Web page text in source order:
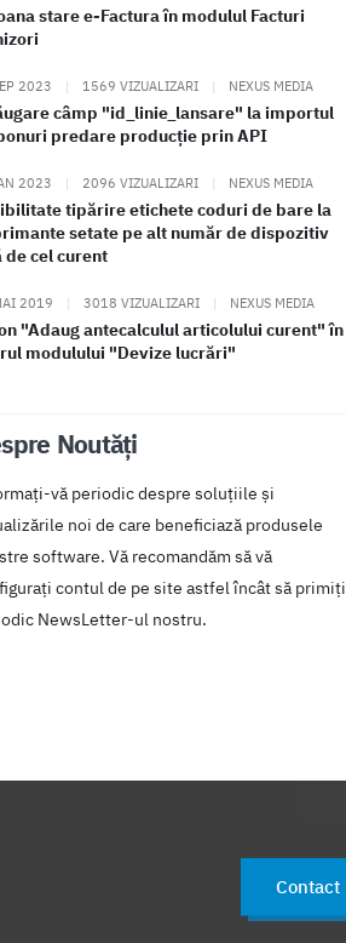
stare e-Factura în modulul Facturi
2023 | 1569 VIZUALIZARI | NEXUS MEDIA
câmp "id_linie_lansare" la importul
predare producție prin API
2023 | 2096 VIZUALIZARI | NEXUS MEDIA
tipărire etichete coduri de bare la
setate pe alt număr de dispozitiv
de cel curent
2019 | 3018 VIZUALIZARI | NEXUS MEDIA
"Adaug antecalculul articolului curent" în
modulului "Devize lucrări"
Noutăți
vă periodic despre soluțiile și
noi de care beneficiază produsele
software. Vă recomandăm să vă
contul de pe site astfel încât să primiți
NewsLetter-ul nostru.
Contact